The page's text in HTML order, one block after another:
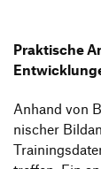
Prak­ti­sche
Anhand von
ni­scher